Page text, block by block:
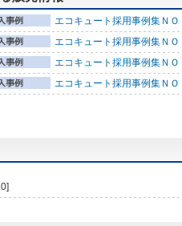
エコキュート採用事例集Ｎ
エコキュート採用事例集Ｎ
エコキュート採用事例集Ｎ
エコキュート採用事例集Ｎ